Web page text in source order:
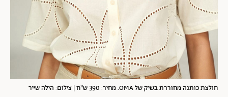
חולצת כותנה מחוררת בשיק של OMA. מחיר: 390 ש"ח | צילום: הילה שייר